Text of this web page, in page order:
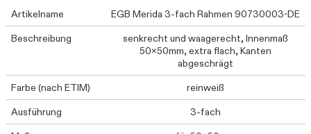
Artikelname
EGB Merida 3-fach Rahmen 90730003-DE
Beschreibung
senkrecht und waagerecht, Innenmaß
50x50mm, extra flach, Kanten
abgeschrägt
Farbe (nach ETIM)
reinweiß
Ausführung
3-fach